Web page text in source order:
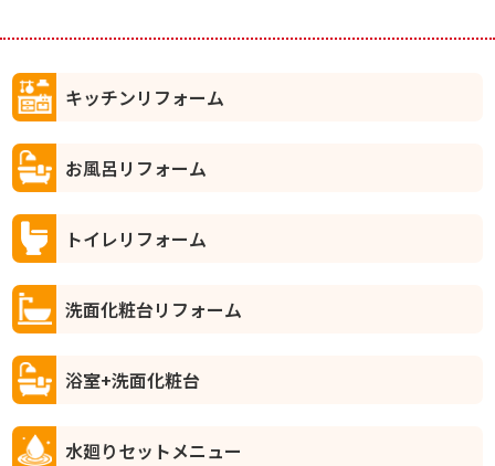
キッチンリフォーム
お風呂リフォーム
トイレリフォーム
洗面化粧台リフォーム
浴室+洗面化粧台
水廻りセットメニュー